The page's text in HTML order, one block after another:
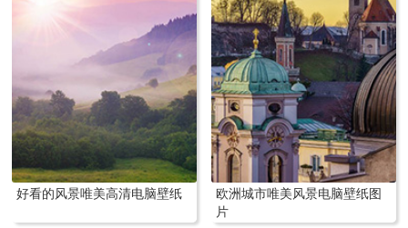
好看的风景唯美高清电脑壁纸
欧洲城市唯美风景电脑壁纸图
片